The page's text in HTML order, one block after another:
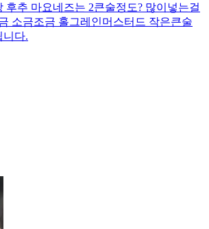
후추 마요네즈는 2큰술정도? 많이넣는걸
소금조금 홀그레인머스터드 작은큰술
니다.